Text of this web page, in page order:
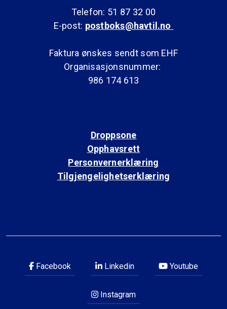
Telefon: 51 87 32 00
E-post: postboks@havtil.no
Faktura ønskes sendt som EHF
Organisasjonsnummer:
986 174 613
Droppsone
Opphavsrett
Personvernerklæring
Tilgjengelighetserklæring
Facebook Linkedin Youtube
Instagram